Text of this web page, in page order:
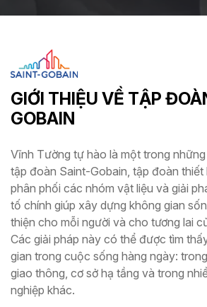
GIỚI THIỆU VỀ TẬP
GOBAIN
Vĩnh Tường tự hào là một trong
tập đoàn Saint-Gobain, tập đoàn thiết
phân phối các nhóm vật liệu và giải
tố chính giúp xây dựng không gian
thiện cho mỗi người và cho tương lai
Các giải pháp này có thể được tìm
gian trong cuộc sống hàng ngày:
giao thông, cơ sở hạ tầng và trong
nghiệp khác.